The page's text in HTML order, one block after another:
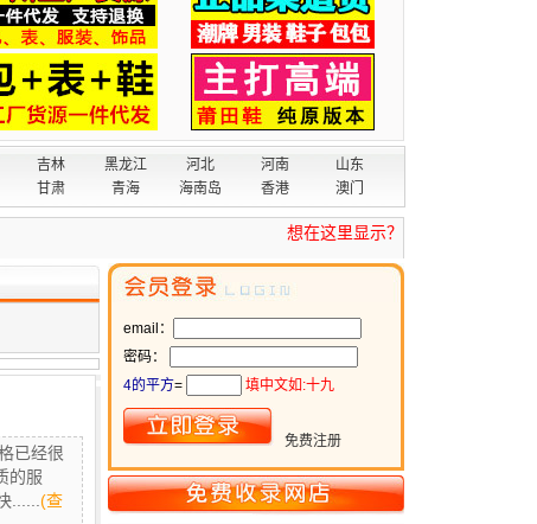
吉林 黑龙江 河北 河南
山东
甘肃 青海 海南岛 香港 澳门
想在这里显示？
已经很
的服
...... (查
email：
密码：
4的平方= 填中文如:十九
免费注册